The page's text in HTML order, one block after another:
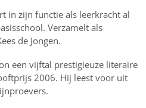
in zijn functie als leerkracht al
Verzamelt als
de Jongen.
een vijftal prestigieuze literaire
2006. Hij leest voor uit